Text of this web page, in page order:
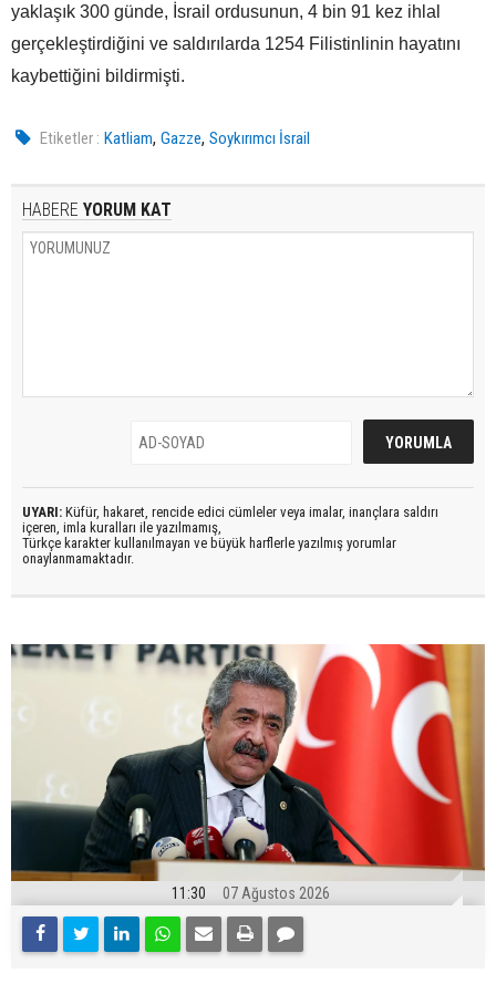
yaklaşık 300 günde, İsrail ordusunun, 4 bin 91 kez ihlal
gerçekleştirdiğini ve saldırılarda 1254 Filistinlinin hayatını
kaybettiğini bildirmişti.
Etiketler : Katliam,Gazze,Soykırımcı İsrail
HABERE YORUM KAT
UYARI: Küfür, hakaret, rencide edici cümleler veya imalar, inançlara saldırı
içeren, imla kuralları ile yazılmamış,
Türkçe karakter kullanılmayan ve büyük harflerle yazılmış yorumlar
onaylanmamaktadır.
11:30 07 Ağustos 2026